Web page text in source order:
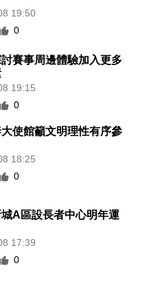
19:50
0
賽事周邊體驗加入更多
19:15
0
使館籲文明理性有序參
18:25
0
A區設長者中心明年運
17:39
0